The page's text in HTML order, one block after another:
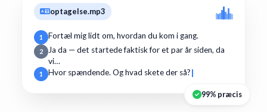
optagelse.mp3
1 Fortæl mig lidt om, hvordan du kom i gang.
2
Ja da — det startede faktisk for et par år siden, da
vi…
1 Hvor spændende. Og hvad skete der så?
99% præcis